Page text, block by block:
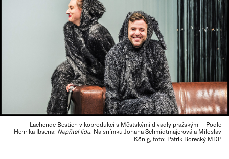
Lachende Bestien v koprodukci s Městskými divadly pražskými – Podle
Henrika Ibsena: Nepřítel lidu. Na snímku Johana Schmidtmajerová a Miloslav
König, foto: Patrik Borecký MDP